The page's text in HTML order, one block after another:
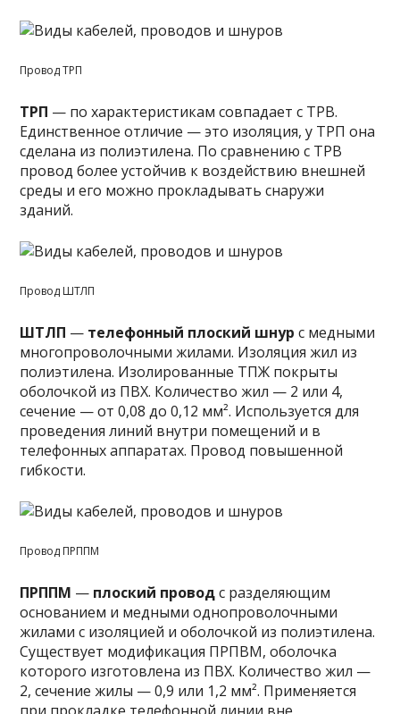
Провод ТРП
ТРП — по характеристикам совпадает с ТРВ.
Единственное отличие — это изоляция, у ТРП она
сделана из полиэтилена. По сравнению с ТРВ
провод более устойчив к воздействию внешней
среды и его можно прокладывать снаружи
зданий.
Провод ШТЛП
ШТЛП — телефонный плоский шнур с медными
многопроволочными жилами. Изоляция жил из
полиэтилена. Изолированные ТПЖ покрыты
оболочкой из ПВХ. Количество жил — 2 или 4,
сечение — от 0,08 до 0,12 мм². Используется для
проведения линий внутри помещений и в
телефонных аппаратах. Провод повышенной
гибкости.
Провод ПРППМ
ПРППМ — плоский проводс разделяющим
основанием и медными однопроволочными
жилами с изоляцией и оболочкой из полиэтилена.
Существует модификация ПРПВМ, оболочка
которого изготовлена из ПВХ. Количество жил —
2, сечение жилы — 0,9 или 1,2 мм². Применяется